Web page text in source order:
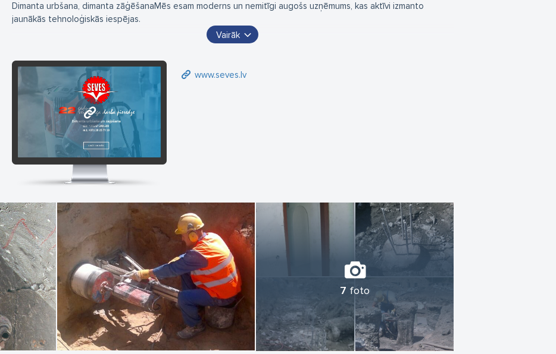
Dimanta urbšana, dimanta zāģēšanaMēs esam moderns un nemitīgi augošs uzņēmums, kas aktīvi izmanto
jaunākās tehnoloģiskās iespējas.
Liela vērība mūsu uzņēmumā tiek veltīta darba kvalitātei. Mūsu firmas speciālisti garantē sava darba precizitāti
un kvalitāti. Par to liecina stabila pozīcija Latvijas tirgū, ilggadēja sadarbība ar lielākajām Latvijas būvfirmām.
Dimanturbšanas tehnoloģijas ir visprogresīvākās, ātrākās, ērtākās un drošākas urbšanas metodes caurumu
urbšanai betonā, monolītā, ķieģelī un akmenī. Šīs tehnoloģijas sniedz iespēju izgriezt konkrēta izmēra caurumus
bez trokšņa un gandrīz bez putekļiem.
Mēs priecājamies par visiem klientiem - kā privātpersonām, tā lielām celtniecības firmām. Vajadzīgais caurums
jūsu sienā ir tikai telefona sarunas attālumā!
Piezvaniet pa tālruni un jautājiet firmu "SEVES", un mēs atradīsim piemērotu risinājumu tieši jums.
Vairāk
www.seves.lv
www.seves.lv
7 foto